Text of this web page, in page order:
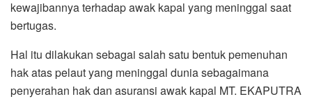
kewajibannya terhadap awak kapal yang meninggal saat
bertugas.
Hal itu dilakukan sebagai salah satu bentuk pemenuhan
hak atas pelaut yang meninggal dunia sebagaimana
penyerahan hak dan asuransi awak kapal MT. EKAPUTRA